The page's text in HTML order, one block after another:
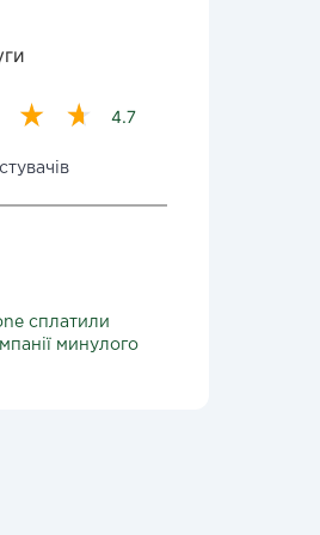
4.7
сплатили
минулого